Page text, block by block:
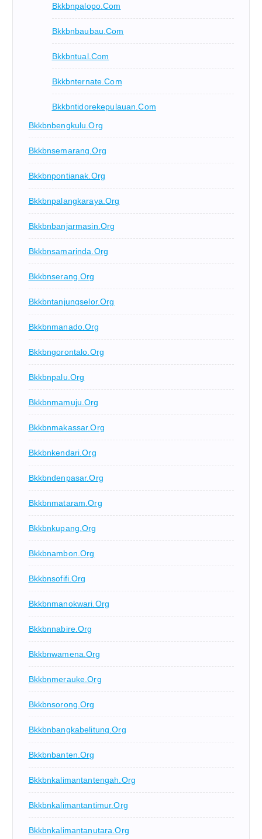
Bkkbnpalopo.com
Bkkbnbaubau.com
Bkkbntual.com
Bkkbnternate.com
Bkkbntidorekepulauan.com
Bkkbnbengkulu.org
Bkkbnsemarang.org
Bkkbnpontianak.org
Bkkbnpalangkaraya.org
Bkkbnbanjarmasin.org
Bkkbnsamarinda.org
Bkkbnserang.org
Bkkbntanjungselor.org
Bkkbnmanado.org
Bkkbngorontalo.org
Bkkbnpalu.org
Bkkbnmamuju.org
Bkkbnmakassar.org
Bkkbnkendari.org
Bkkbndenpasar.org
Bkkbnmataram.org
Bkkbnkupang.org
Bkkbnambon.org
Bkkbnsofifi.org
Bkkbnmanokwari.org
Bkkbnnabire.org
Bkkbnwamena.org
Bkkbnmerauke.org
Bkkbnsorong.org
Bkkbnbangkabelitung.org
Bkkbnbanten.org
Bkkbnkalimantantengah.org
Bkkbnkalimantantimur.org
Bkkbnkalimantanutara.org